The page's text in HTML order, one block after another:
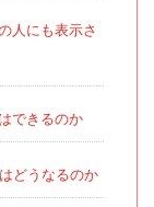
人にも表示さ
できるのか
どうなるのか